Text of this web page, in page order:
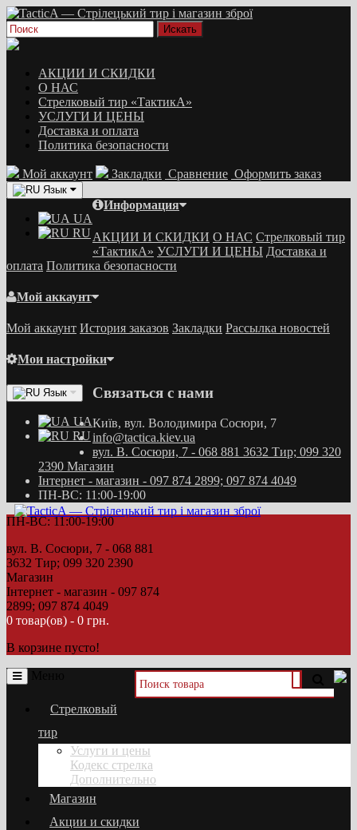
АКЦИИ И СКИДКИ
О НАС
Стрелковый тир «ТактикА»
УСЛУГИ И ЦЕНЫ
Доставка и оплата
Политика безопасности
Мой аккаунт Закладки Сравнение Оформить заказ
Язык
UA
RU
Информация
АКЦИИ И СКИДКИ О НАС Стрелковый тир
«ТактикА» УСЛУГИ И ЦЕНЫ Доставка и
оплата Политика безопасности
Мой аккаунт
Мой аккаунт История заказов Закладки Рассылка новостей
Мои настройки
Язык
UA
RU
Связаться с нами
Київ, вул. Володимира Сосюри, 7
info@tactica.kiev.ua
вул. В. Сосюри, 7 - 068 881 3632 Тир; 099 320
2390 Магазин
Інтернет - магазин - 097 874 2899; 097 874 4049
ПН-ВС: 11:00-19:00
ПН-ВС: 11:00-19:00
вул. В. Сосюри, 7 - 068 881
3632 Тир; 099 320 2390
Магазин
Інтернет - магазин - 097 874
2899; 097 874 4049
0 товар(ов) - 0 грн.
В корзине пусто!
Стрелковый
тир
Услуги и цены
Кодекс стрелка
Дополнительно
Магазин
Акции и скидки